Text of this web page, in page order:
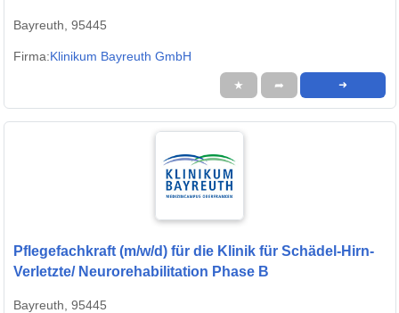
Bayreuth, 95445
Firma:Klinikum Bayreuth GmbH
★ ➦ ➜
Pflegefachkraft (m/w/d) für die Klinik für Schädel-Hirn-
Verletzte/ Neurorehabilitation Phase B
Bayreuth, 95445